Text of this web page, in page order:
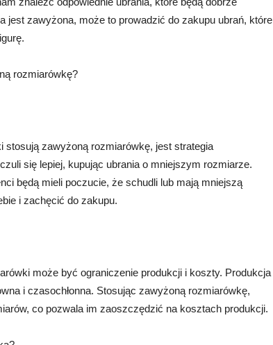
jest zawyżona, może to prowadzić do zakupu ubrań, które
rozmiarówkę?
zawyżoną rozmiarówkę, jest strategia
się lepiej, kupując ubrania o mniejszym rozmiarze.
będą mieli poczucie, że schudli lub mają mniejszą
i zachęcić do zakupu.
może być ograniczenie produkcji i koszty. Produkcja
i czasochłonna. Stosując zawyżoną rozmiarówkę,
co pozwala im zaoszczędzić na kosztach produkcji.